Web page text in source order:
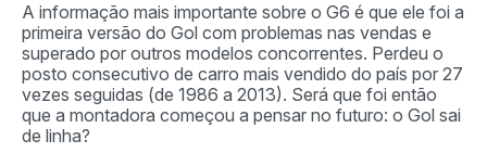
A informação mais importante sobre o G6 é que ele foi a
primeira versão do Gol com problemas nas vendas e
superado por outros modelos concorrentes. Perdeu o
posto consecutivo de carro mais vendido do país por 27
vezes seguidas (de 1986 a 2013). Será que foi então
que a montadora começou a pensar no futuro: o Gol sai
de linha?